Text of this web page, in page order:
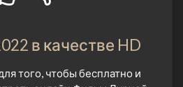
в качестве HD
того, чтобы бесплатно и